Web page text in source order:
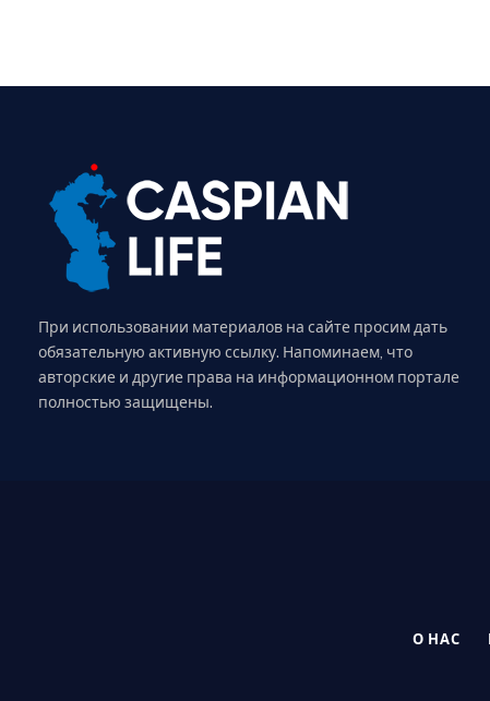
При использовании материалов на сайте просим дать
обязательную активную ссылку. Напоминаем, что
авторские и другие права на информационном портале
полностью защищены.
О НАС